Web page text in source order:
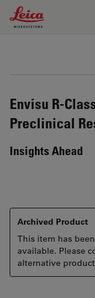
Leica
Envisu R-
Preclinical
Insights Ahead
Archived Product
This item has
available. Please
alternative